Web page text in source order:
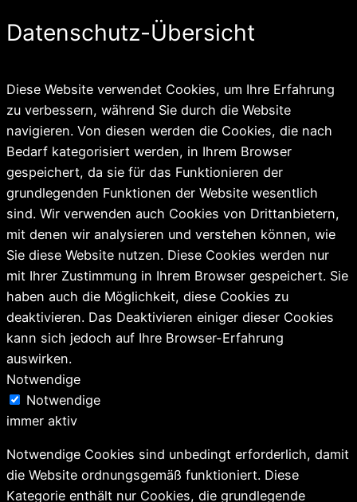
Datenschutz-Übersicht
Diese Website verwendet Cookies, um Ihre Erfahrung
zu verbessern, während Sie durch die Website
navigieren. Von diesen werden die Cookies, die nach
Bedarf kategorisiert werden, in Ihrem Browser
gespeichert, da sie für das Funktionieren der
grundlegenden Funktionen der Website wesentlich
sind. Wir verwenden auch Cookies von Drittanbietern,
mit denen wir analysieren und verstehen können, wie
Sie diese Website nutzen. Diese Cookies werden nur
mit Ihrer Zustimmung in Ihrem Browser gespeichert. Sie
haben auch die Möglichkeit, diese Cookies zu
deaktivieren. Das Deaktivieren einiger dieser Cookies
kann sich jedoch auf Ihre Browser-Erfahrung
auswirken.
Notwendige
Notwendige
immer aktiv
Notwendige Cookies sind unbedingt erforderlich, damit
die Website ordnungsgemäß funktioniert. Diese
Kategorie enthält nur Cookies, die grundlegende